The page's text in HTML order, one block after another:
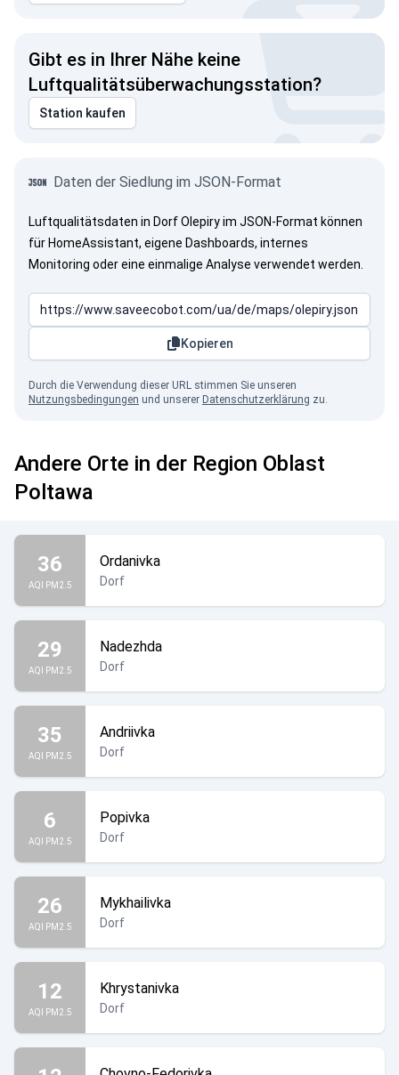
Gibt es in Ihrer Nähe keine
Luftqualitätsüberwachungsstation?
Station kaufen
Daten der Siedlung im JSON-Format
Luftqualitätsdaten in Dorf Olepiry im JSON-Format können
für HomeAssistant, eigene Dashboards, internes
Monitoring oder eine einmalige Analyse verwendet werden.
Kopieren
Durch die Verwendung dieser URL stimmen Sie unseren
Nutzungsbedingungen und unserer Datenschutzerklärung zu.
Andere Orte in der Region Oblast
Poltawa
36
AQI PM2.5
Ordanivka
Dorf
29
AQI PM2.5
Nadezhda
Dorf
35
AQI PM2.5
Andriivka
Dorf
6
AQI PM2.5
Popivka
Dorf
26
AQI PM2.5
Mykhailivka
Dorf
12
AQI PM2.5
Khrystanivka
Dorf